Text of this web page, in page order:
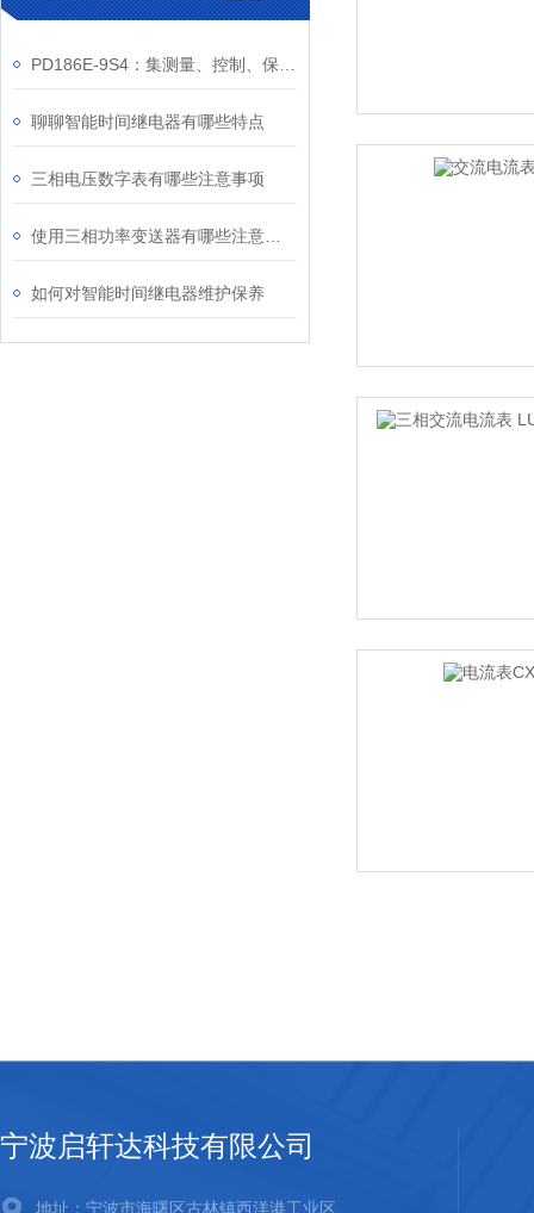
聊聊智能时间继电器有哪些特点
三相电压数字表有哪些注意事项
如何对智能时间继电器维护保养
宁波启轩达科技有限公司
地址：宁波市海曙区古林镇西洋港工业区